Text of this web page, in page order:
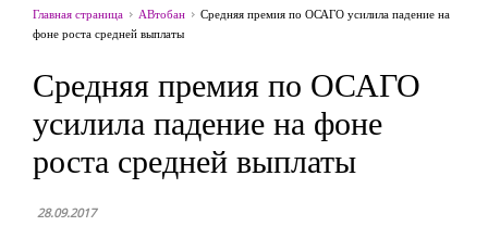
Главная страница АВтобан
Средняя премия по ОСАГО усилила падение на
фоне роста средней выплаты
Средняя премия по ОСАГО
усилила падение на фоне
роста средней выплаты
28.09.2017